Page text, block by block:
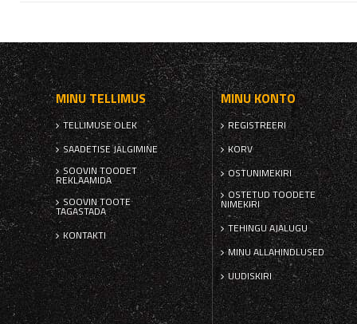
MINU TELLIMUS
TELLIMUSE OLEK
SAADETISE JÄLGIMINE
SOOVIN TOODET
REKLAAMIDA
SOOVIN TOOTE
TAGASTADA
KONTAKTI
MINU KONTO
REGISTREERI
KORV
OSTUNIMEKIRI
OSTETUD TOODETE
NIMEKIRI
TEHINGU AJALUGU
MINU ALLAHINDLUSED
UUDISKIRI